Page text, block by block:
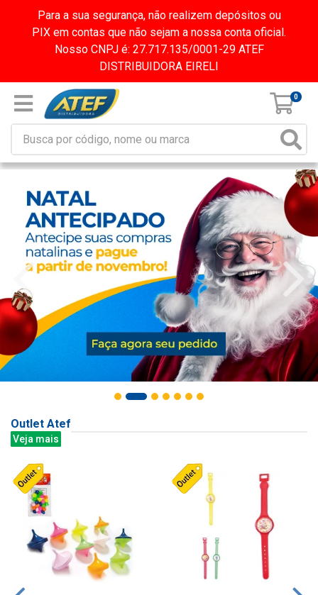
Para a sua segurança, não realizem depósitos ou
PIX em contas que não sejam a nossa conta oficial.
Nosso CNPJ é: 27.717.135/0001-29 ATEF
DISTRIBUIDORA EIRELI
0
Outlet Atef
Veja mais